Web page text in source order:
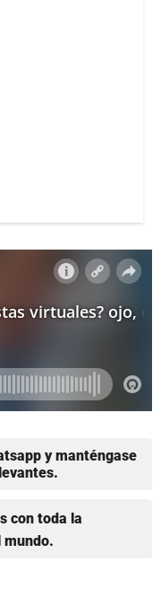
y manténgase
con toda la
mundo.